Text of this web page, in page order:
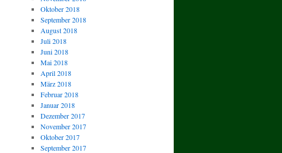
Oktober 2018
September 2018
August 2018
Juli 2018
Juni 2018
Mai 2018
April 2018
März 2018
Februar 2018
Januar 2018
Dezember 2017
November 2017
Oktober 2017
September 2017